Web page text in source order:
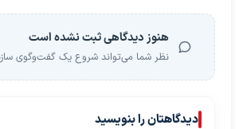
هنوز دیدگاهی ثبت نشده است
نظر شما می‌تواند شروع یک گفت‌وگوی
دیدگاهتان را بنویسید